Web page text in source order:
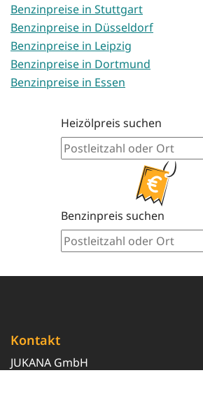
Benzinpreise in Stuttgart
Benzinpreise in Düsseldorf
Benzinpreise in Leipzig
Benzinpreise in Dortmund
Benzinpreise in Essen
Heizölpreis suchen
Benzinpreis suchen
Kontakt
JUKANA GmbH